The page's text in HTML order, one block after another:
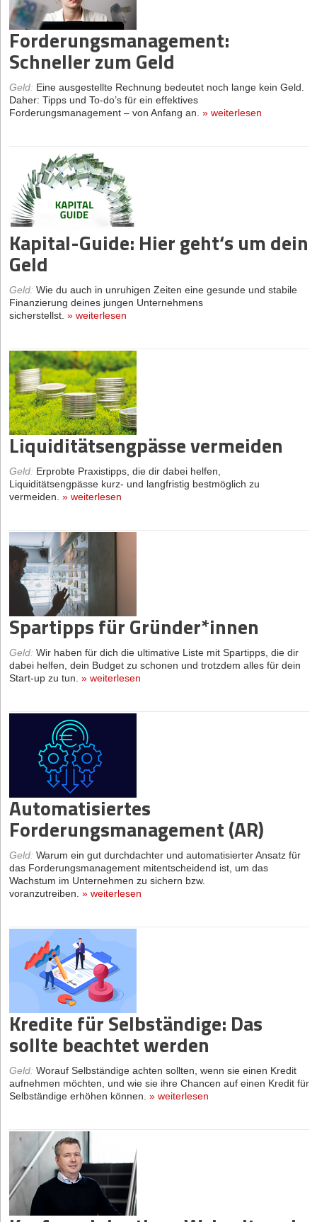
Forderungsmanagement:
Schneller zum Geld
Geld: Eine ausgestellte Rechnung bedeutet noch lange kein Geld.
Daher: Tipps und To-do’s für ein effektives
Forderungsmanagement – von Anfang an. » weiterlesen
Kapital-Guide: Hier geht‘s um dein
Geld
Geld: Wie du auch in unruhigen Zeiten eine gesunde und stabile
Finanzierung deines jungen Unternehmens
sicherstellst. » weiterlesen
Liquiditätsengpässe vermeiden
Geld: Erprobte Praxistipps, die dir dabei helfen,
Liquiditätsengpässe kurz- und langfristig bestmöglich zu
vermeiden. » weiterlesen
Spartipps für Gründer*innen
Geld: Wir haben für dich die ultimative Liste mit Spartipps, die dir
dabei helfen, dein Budget zu schonen und trotzdem alles für dein
Start-up zu tun. » weiterlesen
Automatisiertes
Forderungsmanagement (AR)
Geld: Warum ein gut durchdachter und automatisierter Ansatz für
das Forderungsmanagement mitentscheidend ist, um das
Wachstum im Unternehmen zu sichern bzw.
voranzutreiben. » weiterlesen
Kredite für Selbständige: Das
sollte beachtet werden
Geld: Worauf Selbständige achten sollten, wenn sie einen Kredit
aufnehmen möchten, und wie sie ihre Chancen auf einen Kredit für
Selbständige erhöhen können. » weiterlesen